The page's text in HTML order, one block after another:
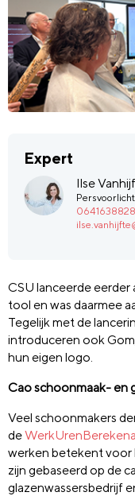
Expert
Ilse
0641638828
CSU lanceerde eerder
tool en was daarmee
Tegelijk met de
introduceren ook
hun eigen logo.
Cao schoonmaak- en
Veel schoonmakers
de
werken betekent
zijn gebaseerd op de
glazenwassersbedrijf